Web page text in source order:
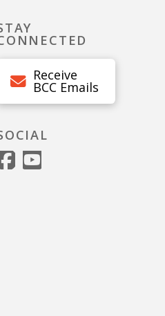
Receive
BCC Emails